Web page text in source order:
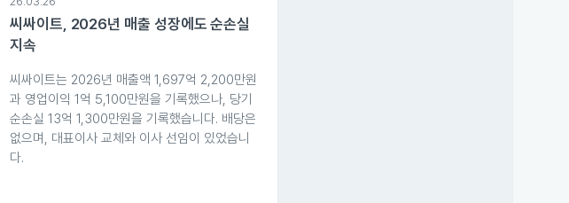
씨싸이트, 2026년 매출 성장에도 순손실
지속
씨싸이트는 2026년 매출액 1,697억 2,200만원
과 영업이익 1억 5,100만원을 기록했으나, 당기
순손실 13억 1,300만원을 기록했습니다. 배당은
없으며, 대표이사 교체와 이사 선임이 있었습니
다.